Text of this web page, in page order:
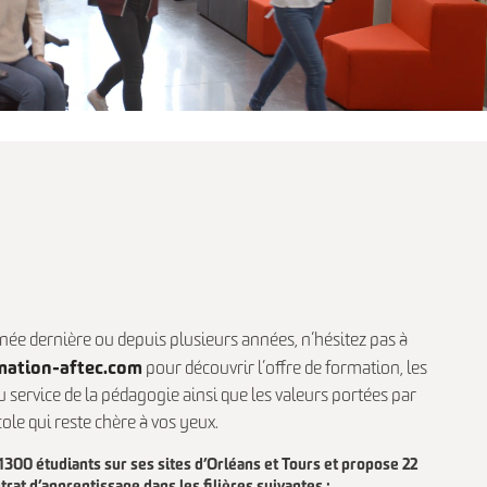
dernière ou depuis plusieurs années, n’hésitez pas à
aftec.com pour découvrir l’offre de formation, les
de la pédagogie ainsi que les valeurs portées par
qui reste chère à vos yeux.
étudiants sur ses sites d’Orléans et Tours et propose 22